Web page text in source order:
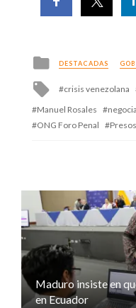
Posted
in
DESTACADAS
Tagged
crisis venezolana
Manuel Rosales
ONG Foro Penal
Maduro insiste en
en Ecuador